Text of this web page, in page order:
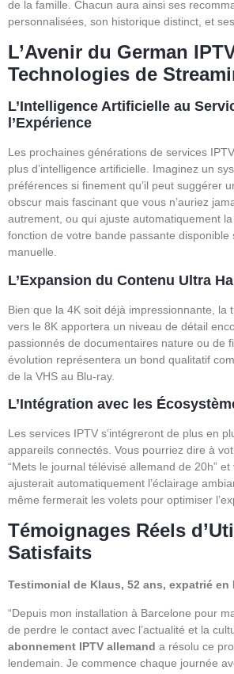
de la famille. Chacun aura ainsi ses
personnalisées, son historique distinct, et
L’Avenir du German
Technologies de
L’Intelligence Artificielle au
l’Expérience
Les prochaines générations de services
plus d’intelligence artificielle. Imaginez un
préférences si finement qu’il peut suggérer
obscur mais fascinant que vous n’auriez
autrement, ou qui ajuste automatiquement
fonction de votre bande passante disponible
manuelle.
L’Expansion du Contenu Ultra
Bien que la 4K soit déjà impressionnante, la
vers le 8K apportera un niveau de détail
passionnés de documentaires nature ou de
évolution représentera un bond qualitatif
de la VHS au Blu-ray.
L’Intégration avec les
Les services IPTV s’intégreront de plus en
appareils connectés. Vous pourriez dire à
“Mets le journal télévisé allemand de 20h”
ajusterait automatiquement l’éclairage
même fermerait les volets pour optimiser
Témoignages Réels
Satisfaits
Testimonial de Klaus, 52 ans, expatrié en
“Depuis mon installation à Barcelone pour
de perdre le contact avec l’actualité et la
abonnement IPTV allemand a résolu ce
lendemain. Je commence chaque journée